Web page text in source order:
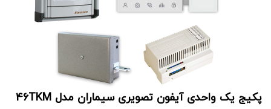
پکیج یک واحدی آیفون تصویری سیماران مدل 46TKM